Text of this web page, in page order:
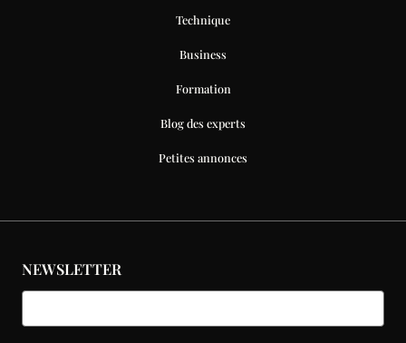
Technique
Business
Formation
Blog des experts
Petites annonces
NEWSLETTER